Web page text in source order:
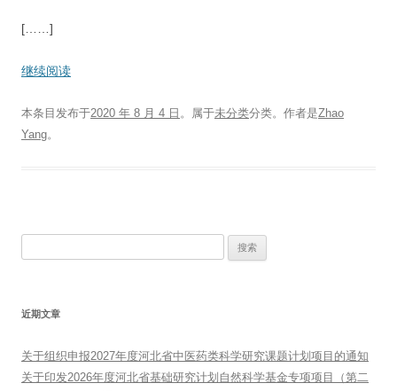
[……]
继续阅读
本条目发布于2020 年 8 月 4 日 。属于未分类分类。 作者是Zhao
Yang。
近期文章
关于组织申报2027年度河北省中医药类科学研究课题计划项目的通知
关于印发2026年度河北省基础研究计划自然科学基金专项项目（第二